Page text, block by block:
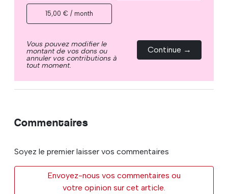
15,00 € / month
Vous pouvez modifier le
montant de vos dons ou
annuler vos contributions à
tout moment.
Continue →
Commentaires
Soyez le premier laisser vos commentaires
Envoyez-nous vos commentaires ou
votre opinion sur cet article.